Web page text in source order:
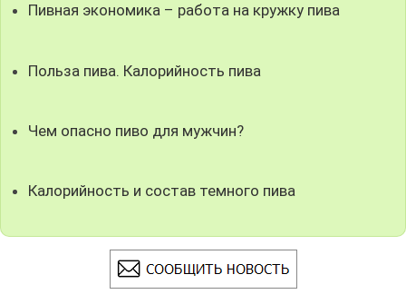
Пивная экономика – работа на кружку пива
Польза пива. Калорийность пива
Чем опасно пиво для мужчин?
Калорийность и состав темного пива